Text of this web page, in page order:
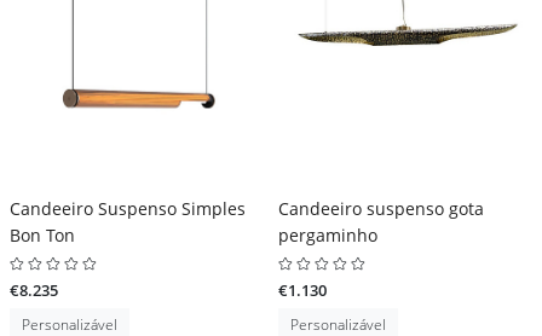
Candeeiro Suspenso Simples
Bon Ton
€8.235
Personalizável
Candeeiro suspenso gota
pergaminho
€1.130
Personalizável